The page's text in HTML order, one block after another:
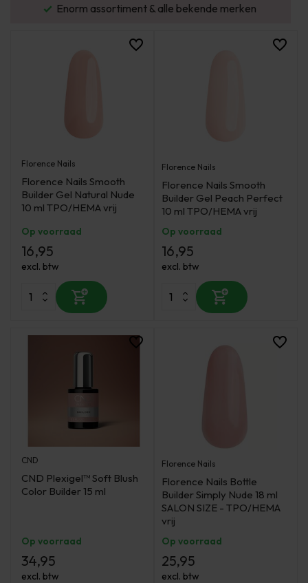
Enorm assortiment & alle bekende merken
Florence Nails
Florence Nails Smooth
Builder Gel Natural Nude
10 ml TPO/HEMA vrij
Op voorraad
16,95
excl. btw
Florence Nails
Florence Nails Smooth
Builder Gel Peach Perfect
10 ml TPO/HEMA vrij
Op voorraad
16,95
excl. btw
CND
CND Plexigel™ Soft Blush
Color Builder 15 ml
Op voorraad
34,95
excl. btw
Florence Nails
Florence Nails Bottle
Builder Simply Nude 18 ml
SALON SIZE - TPO/HEMA
vrij
Op voorraad
25,95
excl. btw